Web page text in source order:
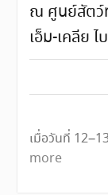
ณ ศูนย์สัตว์
เอ็ม-เคลีย
เมื่อวันที่
more